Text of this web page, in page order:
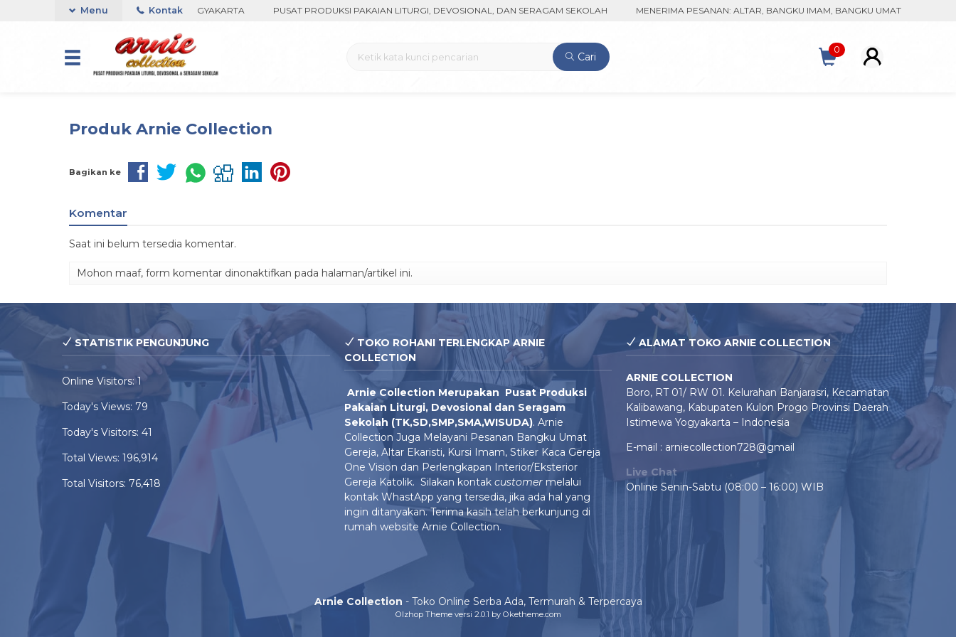
DI TOKO ARNIE COLLECTION-BORO, YOGYAKARTA PUSAT PRODUKSI PAKAIAN LITURGI, DEVOSIONAL, DAN SERAGAM SEKOLAH MENERIMA PESANAN: ALTAR, BANGKU IMAM, BANGKU UMAT, MONSTRAN,
Menu Kontak
Cari
0
Produk Arnie Collection
Bagikan ke
Komentar
Saat ini belum tersedia komentar.
Mohon maaf, form komentar dinonaktifkan pada halaman/artikel ini.
STATISTIK PENGUNJUNG
Online Visitors:1
Today's Views: 79
Today's Visitors: 41
Total Views: 196,914
Total Visitors: 76,418
TOKO ROHANI TERLENGKAP ARNIE
COLLECTION
Arnie Collection Merupakan Pusat Produksi
Pakaian Liturgi, Devosional dan Seragam
Sekolah (TK,SD,SMP,SMA,WISUDA). Arnie
Collection Juga Melayani Pesanan Bangku Umat
Gereja, Altar Ekaristi, Kursi Imam, Stiker Kaca Gereja
One Vision dan Perlengkapan Interior/Eksterior
Gereja Katolik. Silakan kontak customermelalui
kontak WhastApp yang tersedia, jika ada hal yang
ingin ditanyakan. Terima kasih telah berkunjung di
rumah website Arnie Collection.
ALAMAT TOKO ARNIE COLLECTION
ARNIE COLLECTION
Boro, RT 01/ RW 01. Kelurahan Banjarasri, Kecamatan
Kalibawang, Kabupaten Kulon Progo Provinsi Daerah
Istimewa Yogyakarta – Indonesia
E-mail : arniecollection728@gmail
Live Chat
Online Senin-Sabtu (08:00 – 16:00) WIB
Arnie Collection - Toko Online Serba Ada, Termurah & Terpercaya
Olzhop Themeversi 2.0.1 by Oketheme.com